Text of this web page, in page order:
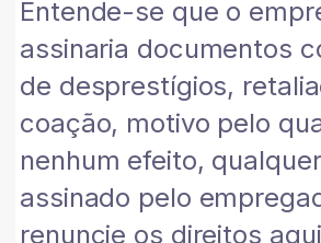
Entende-se que o
assinaria documentos
de desprestígios,
coação, motivo pelo
nenhum efeito,
assinado pelo
renuncie os direitos